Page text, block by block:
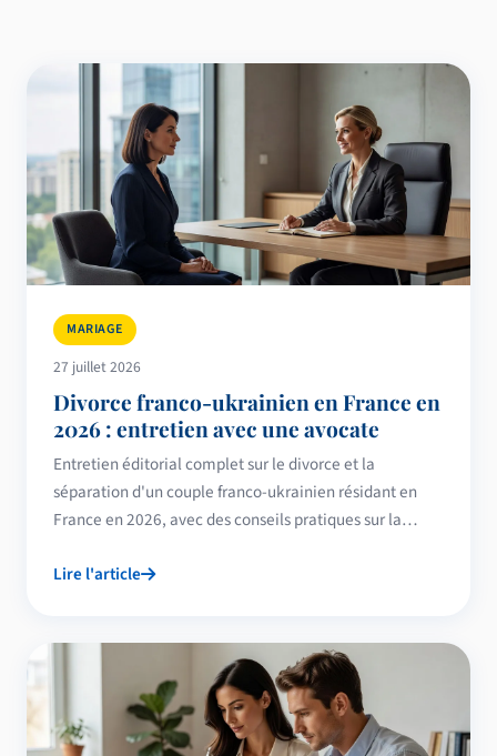
MARIAGE
27 juillet 2026
Divorce franco-ukrainien en France en
2026 : entretien avec une avocate
Entretien éditorial complet sur le divorce et la
séparation d'un couple franco-ukrainien résidant en
France en 2026, avec des conseils pratiques sur la
Lire l'article